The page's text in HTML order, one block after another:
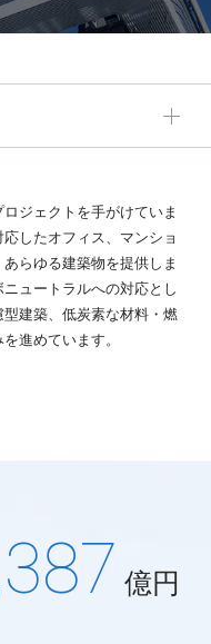
ジェクトを手がけていま
したオフィス、マンショ
らゆる建築物を提供しま
ュートラルへの対応とし
建築、低炭素な材料・燃
進めています。
億円